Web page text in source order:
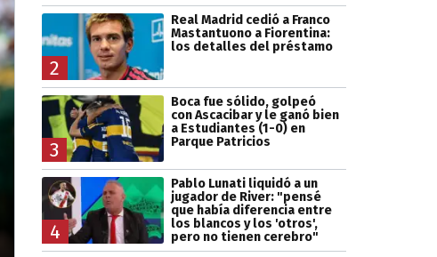
2
Real Madrid cedió a Franco
Mastantuono a Fiorentina:
los detalles del préstamo
3
Boca fue sólido, golpeó
con Ascacibar y le ganó bien
a Estudiantes (1-0) en
Parque Patricios
4
Pablo Lunati liquidó a un
jugador de River: "pensé
que había diferencia entre
los blancos y los 'otros',
pero no tienen cerebro"